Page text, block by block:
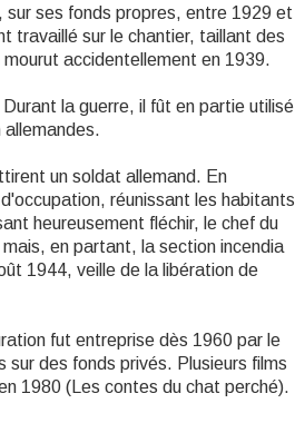
ses fonds propres, entre 1929 et
travaillé sur le chantier, taillant des
accidentellement en 1939.
la guerre, il fût en partie utilisé
un soldat allemand. En
réunissant les habitants
heureusement fléchir, le chef du
en partant, la section incendia
1944, veille de la libération de
fut entreprise dès 1960 par le
sur des fonds privés. Plusieurs films
1980 (Les contes du chat perché).